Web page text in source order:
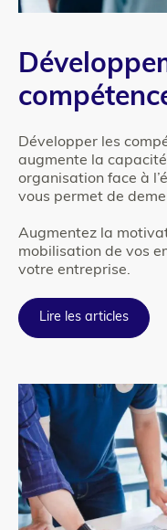
Colonne
2
Texte
Développer les
augmente la
organisation face à
vous permet de
Augmentez la
mobilisation de vos
votre entreprise.
Lire les articles
Colonne
2
para_image